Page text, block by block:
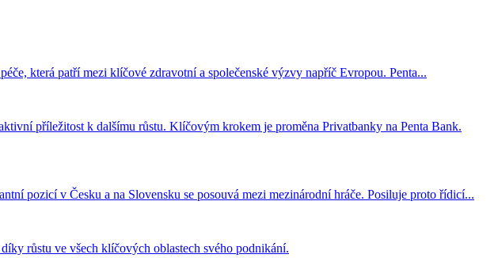
která patří mezi klíčové zdravotní a společenské výzvy napříč Evropou. Penta...
příležitost k dalšímu růstu. Klíčovým krokem je proměna Privatbanky na Penta Bank.
pozicí v Česku a na Slovensku se posouvá mezi mezinárodní hráče. Posiluje proto řídicí...
růstu ve všech klíčových oblastech svého podnikání.